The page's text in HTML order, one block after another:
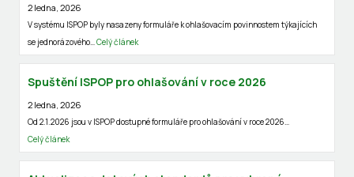
2 ledna, 2026
V systému ISPOP byly nasazeny formuláře k ohlašovacím povinnostem týkajících
se jednorázového… Celý článek
Spuštění ISPOP pro ohlašování v roce 2026
2 ledna, 2026
Od 2.1.2026 jsou v ISPOP dostupné formuláře pro ohlašování v roce 2026…
Celý článek